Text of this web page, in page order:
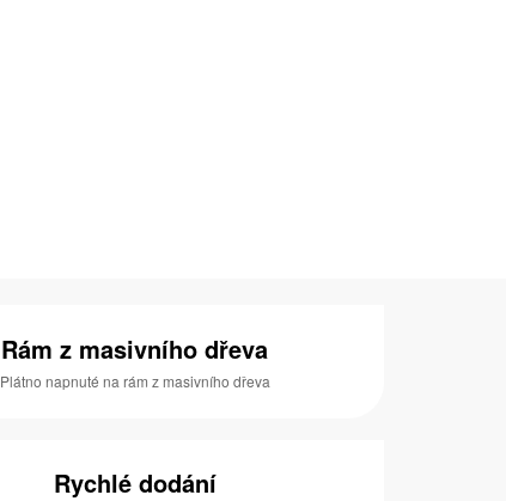
Rám z masivního dřeva
Plátno napnuté na rám z masivního dřeva
Rychlé dodání